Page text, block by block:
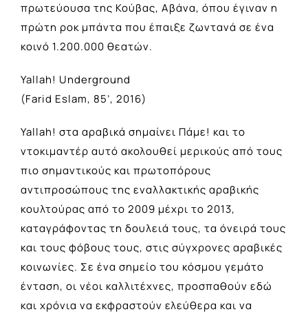
πρωτεύουσα της Κούβας, Αβάνα, όπου έγιναν η
πρώτη ροκ μπάντα που έπαιξε ζωντανά σε ένα
κοινό 1.200.000 θεατών.
Yallah! Underground
(Farid Eslam, 85’, 2016)
Yallah! στα αραβικά σημαίνει Πάμε! και το
ντοκιμαντέρ αυτό ακολουθεί μερικούς από τους
πιο σημαντικούς και πρωτοπόρους
αντιπροσώπους της εναλλακτικής αραβικής
κουλτούρας από το 2009 μέχρι το 2013,
καταγράφοντας τη δουλειά τους, τα όνειρά τους
και τους φόβους τους, στις σύγχρονες αραβικές
κοινωνίες. Σε ένα σημείο του κόσμου γεμάτο
ένταση, οι νέοι καλλιτέχνες, προσπαθούν εδώ
και χρόνια να εκφραστούν ελεύθερα και να